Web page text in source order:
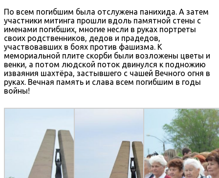
По всем погибшим была отслужена панихида. А затем
участники митинга прошли вдоль памятной стены с
именами погибших, многие несли в руках портреты
своих родственников, дедов и прадедов,
участвовавших в боях против фашизма. К
мемориальной плите скорби были возложены цветы и
венки, а потом людской поток двинулся к подножию
изваяния шахтёра, застывшего с чашей Вечного огня в
руках. Вечная память и слава всем погибшим в годы
войны!